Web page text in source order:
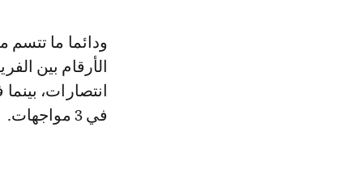
ودائما ما تتسم
في 3 مواجهات.